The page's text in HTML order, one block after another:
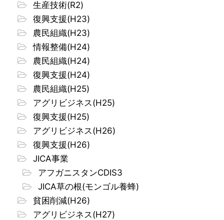
生産技術(R2)
復興支援(H23)
農民組織(H23)
情報整備(H24)
農民組織(H24)
復興支援(H24)
農民組織(H25)
アグリビジネス(H25)
復興支援(H25)
アグリビジネス(H26)
復興支援(H26)
JICA事業
アフガニスタンCDIS3
JICA草の根(モンゴル養蜂)
貧困削減(H26)
アグリビジネス(H27)